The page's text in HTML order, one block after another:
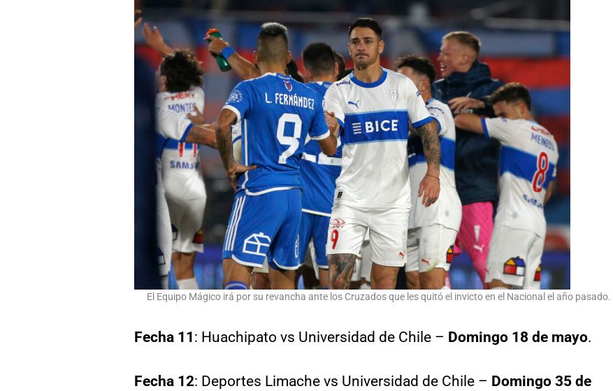
El Equipo Mágico irá por su revancha ante los Cruzados que les quitó el invicto en el Nacional el año pasado.
Fecha 11: Huachipato vs Universidad de Chile – Domingo 18 de mayo.
Fecha 12: Deportes Limache vs Universidad de Chile – Domingo 35 de